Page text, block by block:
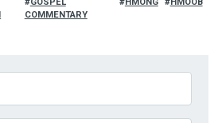
GOSPEL
COMMENTARY
HMONG HMOOB